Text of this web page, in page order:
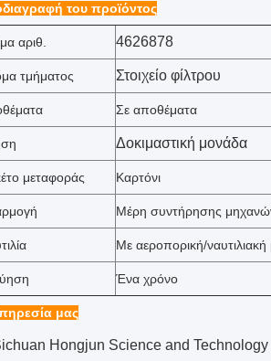
του προϊόντος
αριθ. 4626878
τμήματος Στοιχείο φίλτρου
Σε αποθέματα
Δοκιμαστική μονάδα
μεταφοράς Καρτόνι
Μέρη συντήρησης
Με αεροπορική/
Ένα χρόνο
μας
Hongjun Science and Technology